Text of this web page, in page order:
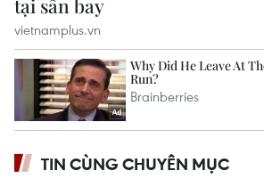
TIN CÙNG CHUYÊN MỤC